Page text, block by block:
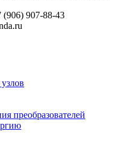
(906) 907-88-43
преобразователей